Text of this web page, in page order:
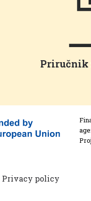
Priručnik
Privacy policy